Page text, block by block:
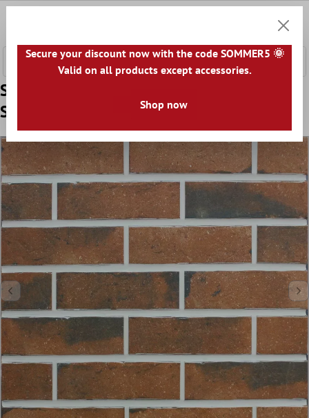
Sample Vloertegels Leverkusen 7,1x24cm
Steen Red
Secure your discount now with the code SOMMER5 🌞
Valid on all products except accessories.
Shop now